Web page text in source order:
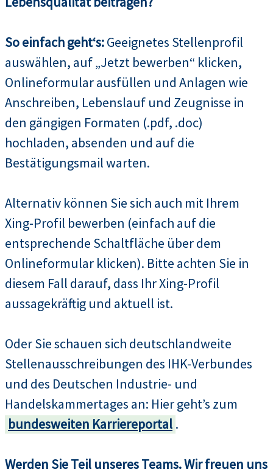
So einfach geht‘s:Geeignetes Stellenprofil
auswählen, auf „Jetzt bewerben“ klicken,
Onlineformular ausfüllen und Anlagen wie
Anschreiben, Lebenslauf und Zeugnisse in
den gängigen Formaten (.pdf, .doc)
hochladen, absenden und auf die
Bestätigungsmail warten.
Alternativ können Sie sich auch mit Ihrem
Xing-Profil bewerben (einfach auf die
entsprechende Schaltfläche über dem
Onlineformular klicken). Bitte achten Sie in
diesem Fall darauf, dass Ihr Xing-Profil
aussagekräftig und aktuell ist.
Oder Sie schauen sich deutschlandweite
Stellenausschreibungen des IHK-Verbundes
und des Deutschen Industrie- und
Handelskammertages an: Hier geht’s zum
bundesweiten Karriereportal .
Werden Sie Teil unseres Teams. Wir freuen uns